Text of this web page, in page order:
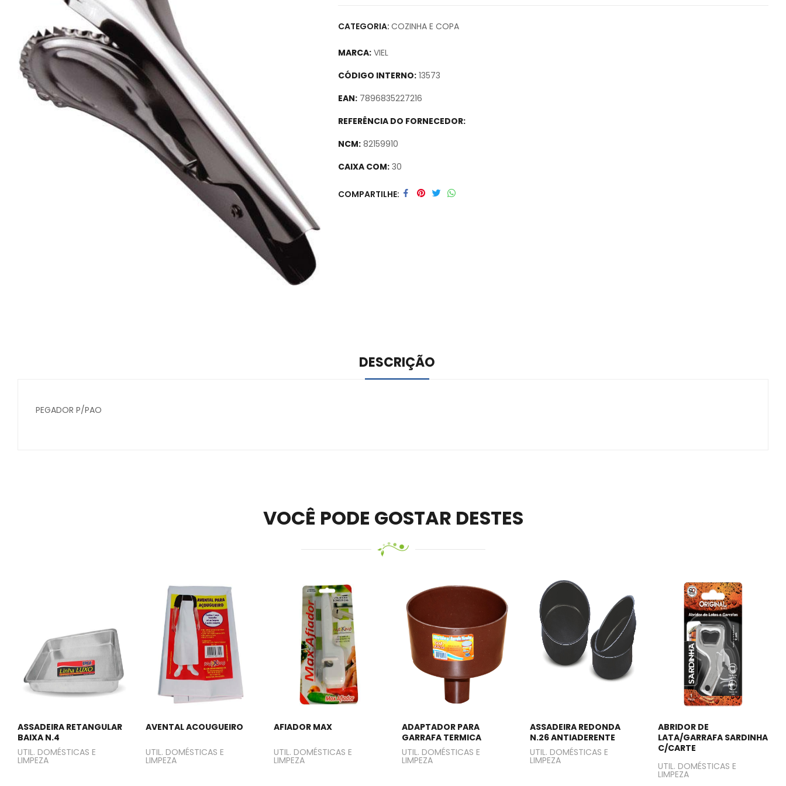
CATEGORIA: COZINHA E COPA
MARCA:VIEL
CÓDIGO INTERNO: 13573
EAN:7896835227216
REFERÊNCIA DO FORNECEDOR:
NCM:82159910
CAIXA COM:30
Secure crypto portfolio manager for desktops and mobile –
COMPARTILHE
DESCRIÇÃO
PEGADOR P/PAO
VOCÊ PODE GOSTAR DESTES
ASSADEIRA RETANGULAR
BAIXA N.4
UTIL. DOMÉSTICAS E
LIMPEZA
AVENTAL ACOUGUEIRO
UTIL. DOMÉSTICAS E
LIMPEZA
AFIADOR MAX
UTIL. DOMÉSTICAS E
LIMPEZA
ADAPTADOR PARA
GARRAFA TERMICA
UTIL. DOMÉSTICAS E
LIMPEZA
ASSADEIRA REDONDA
N.26 ANTIADERENTE
UTIL. DOMÉSTICAS E
LIMPEZA
ABRIDOR DE
LATA/GARRAFA SARDINHA
C/CARTE
UTIL. DOMÉSTICAS E
LIMPEZA